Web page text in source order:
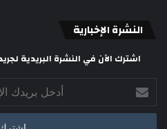
النشرة الإخبارية
اشترك الآن في النشرة البريدية لجريدة أفراتي 24،
بريدك
الإلكتروني